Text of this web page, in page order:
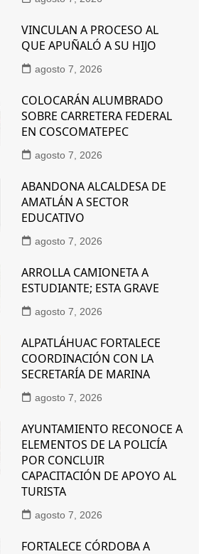
VINCULAN A PROCESO AL
QUE APUÑALÓ A SU HIJO
agosto 7, 2026
COLOCARÁN ALUMBRADO
SOBRE CARRETERA FEDERAL
EN COSCOMATEPEC
agosto 7, 2026
ABANDONA ALCALDESA DE
AMATLÁN A SECTOR
EDUCATIVO
agosto 7, 2026
ARROLLA CAMIONETA A
ESTUDIANTE; ESTA GRAVE
agosto 7, 2026
ALPATLÁHUAC FORTALECE
COORDINACIÓN CON LA
SECRETARÍA DE MARINA
agosto 7, 2026
AYUNTAMIENTO RECONOCE A
ELEMENTOS DE LA POLICÍA
POR CONCLUIR
CAPACITACIÓN DE APOYO AL
TURISTA
agosto 7, 2026
FORTALECE CÓRDOBA A